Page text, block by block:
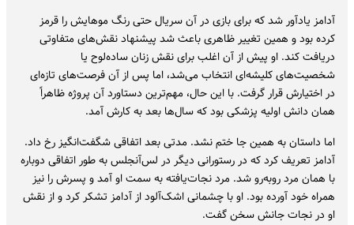
آدامز یادآور شد که برای بازی در آن سریال حتی رنگ موهایش را قرمز
کرده بود و همین تغییر ظاهری باعث شد پیشنهاد نقش‌های متفاوتی
دریافت کند. او پیش از آن اغلب برای نقش زنان ساده‌لوح یا
شخصیت‌های کلیشه‌ای انتخاب می‌شد، اما پس از آن فرصت‌های تازه‌ای
در اختیارش قرار گرفت. با این حال، مهم‌ترین دستاورد آن پروژه ظاهراً
همان دانش اولیه پزشکی بود که سال‌ها بعد به کارش آمد.
اما داستان به همین جا ختم نشد. مدتی بعد اتفاقی شگفت‌انگیز رخ داد.
آدامز تعریف کرد که در رستورانی دیگر در لس‌آنجلس به طور اتفاقی دوباره
با همان مرد روبه‌رو شد. مرد نجات‌یافته به سمت او آمد و پسرش را نیز
همراه خود آورده بود. او با چشمانی اشک‌آلود از آدامز تشکر کرد و از نقش
او در نجات جانش سخن گفت.